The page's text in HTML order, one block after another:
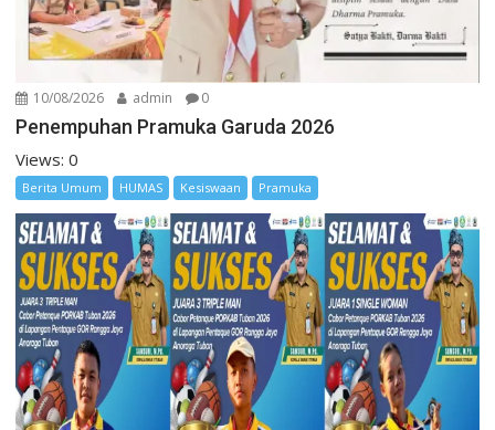
10/08/2026 admin 0
Penempuhan Pramuka Garuda 2026
Views: 0
Berita Umum HUMAS Kesiswaan Pramuka